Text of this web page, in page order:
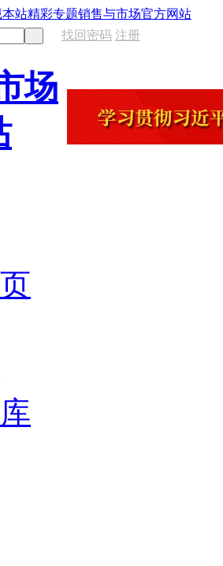
站精彩专题销售与市场官方网站
找回密码 注册